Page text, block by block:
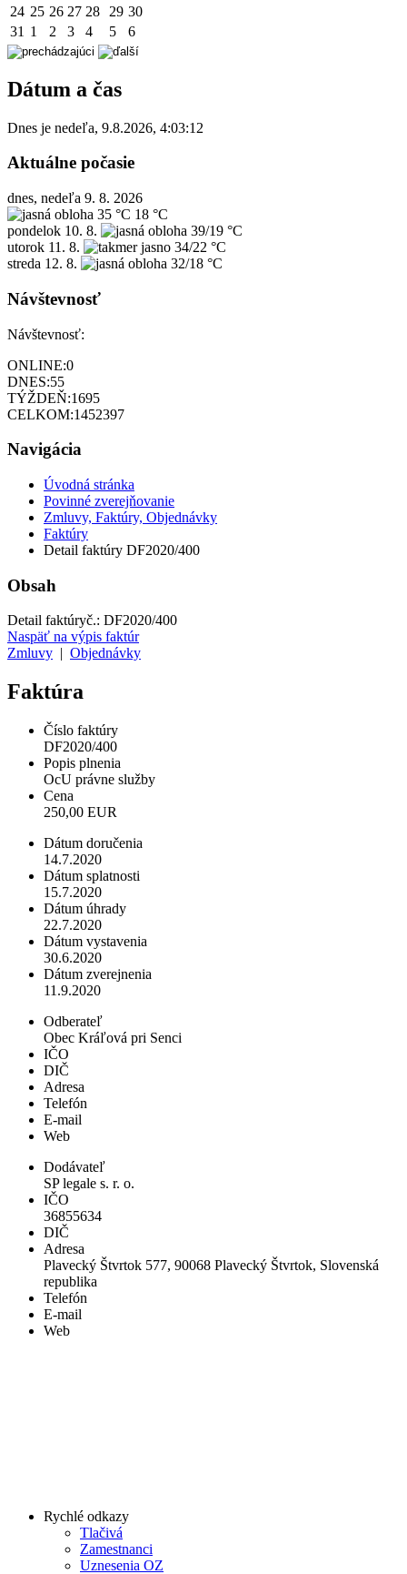
24 25 26 27 28 29 30
31 1 2 3 4 5 6
Dátum a čas
Dnes je nedeľa, 9.8.2026, 4:03:12
Aktuálne počasie
dnes, nedeľa 9. 8. 2026
35 °C 18 °C
pondelok 10. 8.
39/19 °C
utorok 11. 8.
34/22 °C
streda 12. 8. 32/18 °C
Návštevnosť
Návštevnosť:
ONLINE:0
DNES:55
TÝŽDEŇ:1695
CELKOM:1452397
Navigácia
Úvodná stránka
Povinné zverejňovanie
Zmluvy, Faktúry, Objednávky
Faktúry
Detail faktúry DF2020/400
Obsah
Detail faktúryč.: DF2020/400
Naspäť na výpis faktúr
Zmluvy
Objednávky
Faktúra
Číslo faktúry
DF2020/400
Popis plnenia
OcU právne služby
Cena
250,00 EUR
Dátum doručenia
14.7.2020
Dátum splatnosti
15.7.2020
Dátum úhrady
22.7.2020
Dátum vystavenia
30.6.2020
Dátum zverejnenia
11.9.2020
Odberateľ
Obec Kráľová pri Senci
IČO
DIČ
Adresa
Telefón
E-mail
Web
Dodávateľ
SP legale s. r. o.
IČO
36855634
DIČ
Adresa
Plavecký Štvrtok 577, 90068 Plavecký Štvrtok, Slovenská
republika
Telefón
E-mail
Web
Rychlé odkazy
Tlačivá
Zamestnanci
Uznesenia OZ